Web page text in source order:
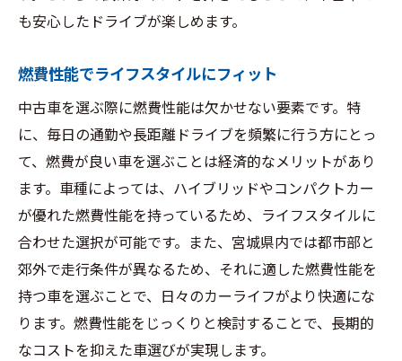
も安心したドライブが楽しめます。
燃費性能でライフスタイルにフィット
中古車を選ぶ際に燃費性能は欠かせない要素です。特
に、毎日の通勤や長距離ドライブを頻繁に行う方にとっ
て、燃費が良い車を選ぶことは経済的なメリットがあり
ます。車種によっては、ハイブリッドやコンパクトカー
が優れた燃費性能を持っているため、ライフスタイルに
合わせた選択が可能です。また、宮城県内では都市部と
郊外で走行条件が異なるため、それに適した燃費性能を
持つ車を選ぶことで、日々のカーライフがより快適にな
ります。燃費性能をじっくりと検討することで、長期的
なコストを抑えた車選びが実現します。